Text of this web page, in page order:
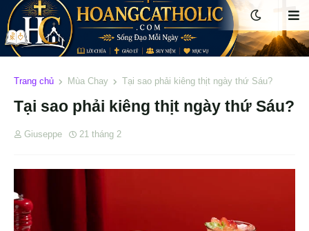
Trang chủ Mùa Chay Tại sao phải kiêng thịt ngày thứ Sáu?
Tại sao phải kiêng thịt ngày thứ Sáu?
Giuseppe 21 tháng 2